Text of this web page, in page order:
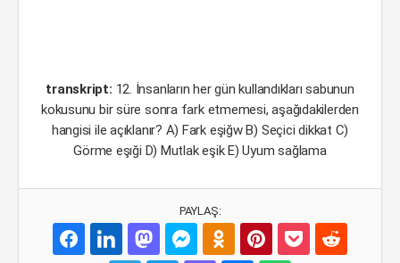
transkript: 12. İnsanların her gün kullandıkları sabunun
kokusunu bir süre sonra fark etmemesi, aşağıdakilerden
hangisi ile açıklanır? A) Fark eşiğw B) Seçici dikkat C)
Görme eşıği D) Mutlak eşik E) Uyum sağlama
PAYLAŞ: